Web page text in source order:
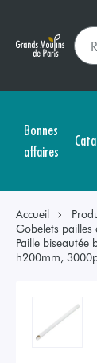
Bonnes
affaires
Accueil
Gobelets pailles
Paille
h200mm,